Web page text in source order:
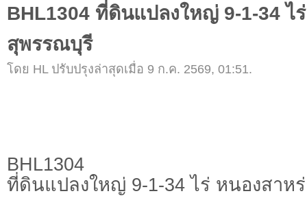
BHL1304 ที่ดินแปลงใหญ่ 9-1-34 ไ
สุพรรณบุรี
โดย HL ปรับปรุงล่าสุดเมื่อ 9 ก.ค. 2569, 01:51.
BHL1304
ที่ดินแปลงใหญ่ 9-1-34 ไร่ หนองสาห